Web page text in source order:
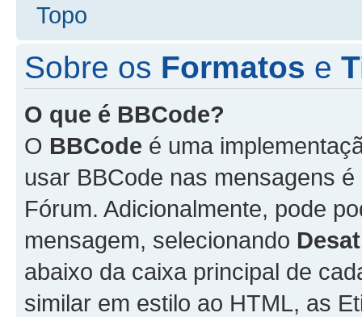
Topo
Sobre os Formatos e
O que é BBCode?
O BBCode é uma
usar BBCode nas mensagens
Fórum. Adicionalmente, pode
mensagem, selecionando
abaixo da caixa principal de
similar em estilo ao HTML, as